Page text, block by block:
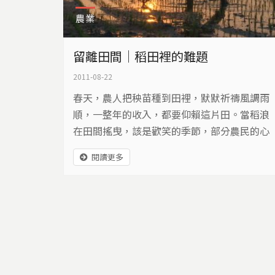
農業
留離田間｜稻田裡的難題
2011-08-22
春天，農人把秧苗種到田裡，默默祈禱風調雨
順，一整年的收入，都要仰賴這片田。當稻浪
在田間搖曳，該是歡笑的季節，部分農民的心
卻是沉重的，榖賤傷農，為我們種出糧食的農
民，卻不一定能以此養活自己…
閱讀更多